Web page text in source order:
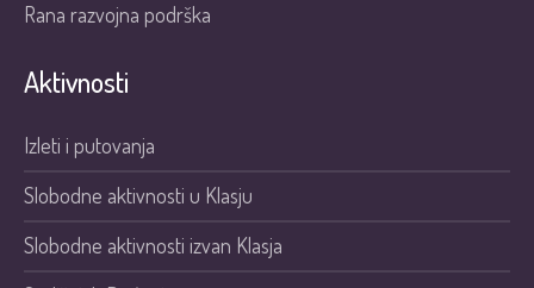
Rana razvojna podrška
Aktivnosti
Izleti i putovanja
Slobodne aktivnosti u Klasju
Slobodne aktivnosti izvan Klasja